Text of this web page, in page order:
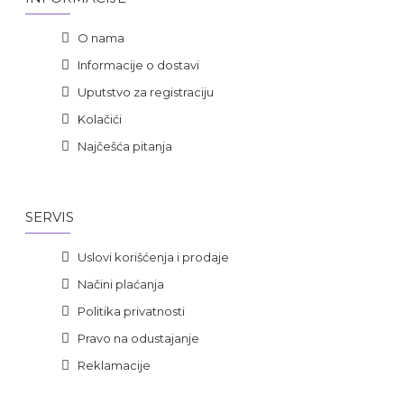
O nama
Informacije o dostavi
Uputstvo za registraciju
Kolačići
Najčešća pitanja
SERVIS
Uslovi korišćenja i prodaje
Načini plaćanja
Politika privatnosti
Pravo na odustajanje
Reklamacije